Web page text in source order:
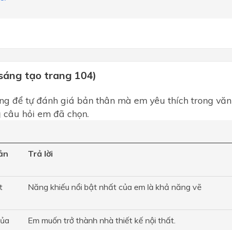
tạo trang 104)
để tự đánh giá bản thân mà em yêu thích trong văn
hỏi em đã chọn.
Trả lời
Năng khiếu nổi bật nhất của em là khả năng vẽ
Em muốn trở thành nhà thiết kế nội thất.